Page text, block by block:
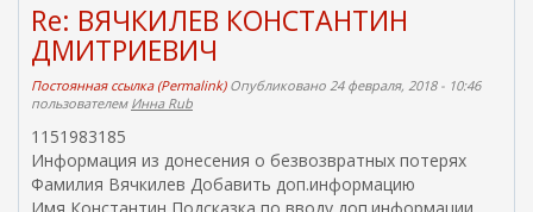
Re: ВЯЧКИЛЕВ КОНСТАНТИН
ДМИТРИЕВИЧ
Постоянная ссылка (Permalink)Опубликовано 24 февраля, 2018 - 10:46
пользователем Инна Rub
1151983185
Информация из донесения о безвозвратных потерях
Фамилия Вячкилев Добавить доп.информацию